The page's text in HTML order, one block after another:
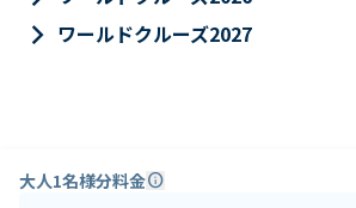
keyboard_arrow_right ワールドクルーズ2027
大人1名様分料金info